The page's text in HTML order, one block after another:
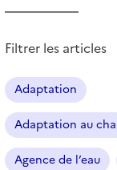
Filtrer les articles
Adaptation
Adaptation au
Agence de l’eau